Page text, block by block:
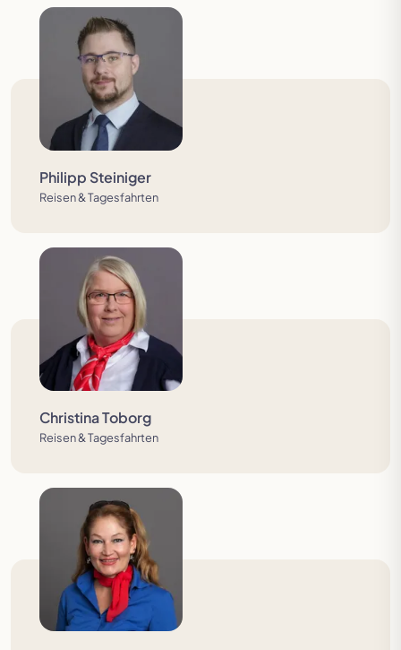
Philipp Steiniger
Reisen & Tagesfahrten
Christina Toborg
Reisen & Tagesfahrten